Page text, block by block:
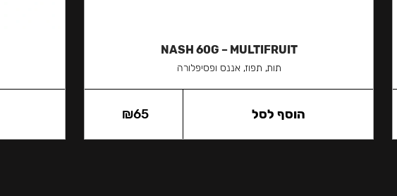
NASH 60G – MULTIFRUIT
תות, תפוז, אננס ופסיפלורה
₪65 הוסף לסל